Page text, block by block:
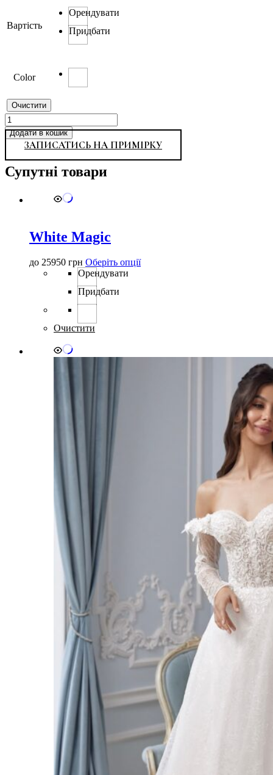
Вартість
Орендувати
Придбати
Color
Очистити
0472
кількість
Додати в кошик
ЗАПИСАТИСЬ НА ПРИМІРКУ
Супутні товари
White Magic
до 25950 грн Оберіть опціїЦей
сторінці
Орендувати
Придбати
Очистити